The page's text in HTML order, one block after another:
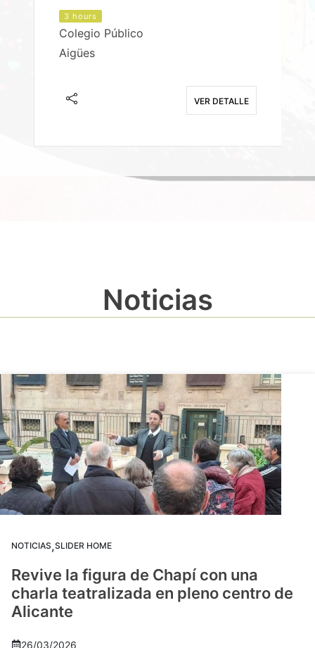
3 hours
Colegio Público
Aigües
VER DETALLE
Noticias
NOTICIAS,SLIDER HOME
Revive la figura de Chapí con una
charla teatralizada en pleno centro de
Alicante
26/03/2026